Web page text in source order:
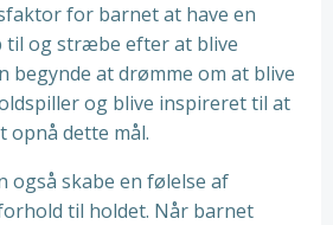
for barnet at have en
til og stræbe efter at blive
begynde at drømme om at blive
og blive inspireret til at
opnå dette mål.
også skabe en følelse af
til holdet. Når barnet